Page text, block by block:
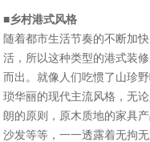
■乡村港式风格
随着都市生活节奏的不断加快
活，所以这种类型的港式
而出。就像人们吃惯了山
琐华丽的现代主流风格，无
朗的原则，原木质地的家具产
沙发等等，一一透露着无拘无